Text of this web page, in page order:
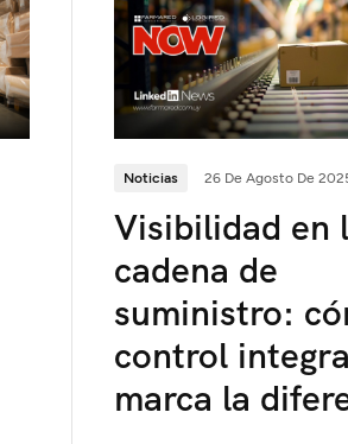
Noticias 26 De Agosto De
Visibilidad en
cadena de
suministro:
control
marca la